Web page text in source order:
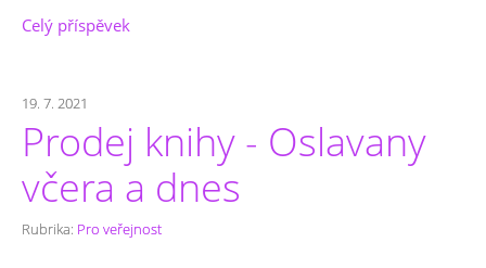
Celý příspěvek
19. 7. 2021
Prodej knihy - Oslavany
včera a dnes
Rubrika: Pro veřejnost